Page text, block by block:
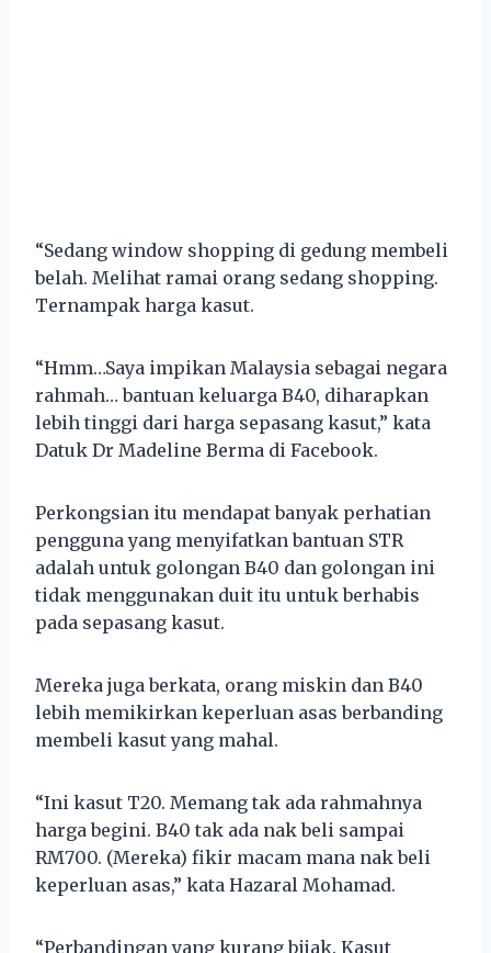
“Sedang window shopping di gedung membeli
belah. Melihat ramai orang sedang shopping.
Ternampak harga kasut.
“Hmm…Saya impikan Malaysia sebagai negara
rahmah… bantuan keluarga B40, diharapkan
lebih tinggi dari harga sepasang kasut,” kata
Datuk Dr Madeline Berma di Facebook.
Perkongsian itu mendapat banyak perhatian
pengguna yang menyifatkan bantuan STR
adalah untuk golongan B40 dan golongan ini
tidak menggunakan duit itu untuk berhabis
pada sepasang kasut.
Mereka juga berkata, orang miskin dan B40
lebih memikirkan keperluan asas berbanding
membeli kasut yang mahal.
“Ini kasut T20. Memang tak ada rahmahnya
harga begini. B40 tak ada nak beli sampai
RM700. (Mereka) fikir macam mana nak beli
keperluan asas,” kata Hazaral Mohamad.
“Perbandingan yang kurang bijak. Kasut